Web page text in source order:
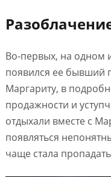
Во-первых, на одном
появился ее бывший
Маргариту, в
продажности и
отдыхали вместе с
появляться
чаще стала